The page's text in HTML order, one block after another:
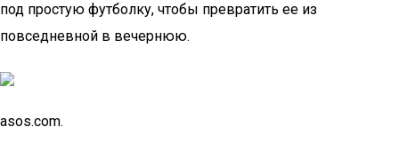
под простую футболку, чтобы превратить ее из
повседневной в вечернюю.
asos.com.